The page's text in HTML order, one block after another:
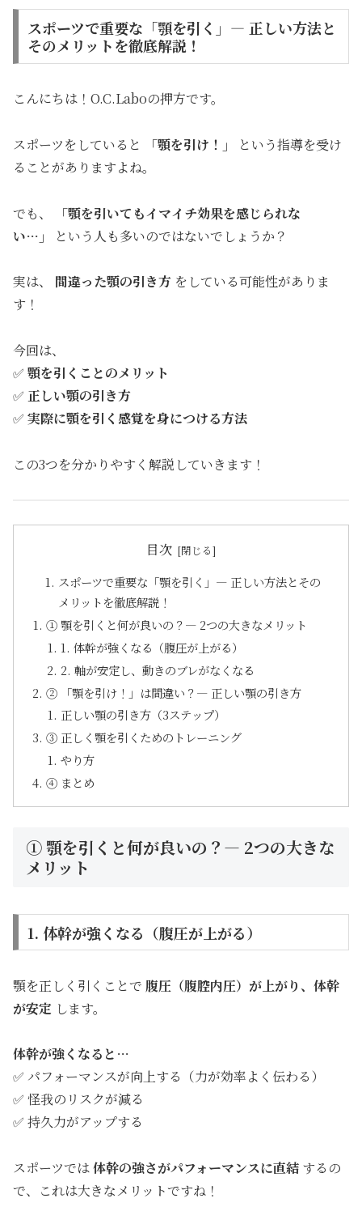
スポーツで重要な「顎を引く」— 正しい方法と
そのメリットを徹底解説！
こんにちは！O.C.Laboの押方です。
スポーツをしていると 「顎を引け！」
という指導を受け
ることがありますよね。
でも、
「顎を引いてもイマイチ効果を感じられな
い…」
という人も多いのではないでしょうか？
実は、 間違った顎の引き方 をしている可能性がありま
す！
今回は、
✅ 顎を引くことのメリット
✅ 正しい顎の引き方
✅ 実際に顎を引く感覚を身につける方法
この3つを分かりやすく解説していきます！
目次
スポーツで重要な「顎を引く」— 正しい方法とその
メリットを徹底解説！
① 顎を引くと何が良いの？— 2つの大きなメリット
1. 体幹が強くなる（腹圧が上がる）
2. 軸が安定し、動きのブレがなくなる
② 「顎を引け！」は間違い？— 正しい顎の引き方
正しい顎の引き方（3ステップ）
③ 正しく顎を引くためのトレーニング
やり方
④ まとめ
① 顎を引くと何が良いの？— 2つの大きな
メリット
1. 体幹が強くなる（腹圧が上がる）
顎を正しく引くことで 腹圧（腹腔内圧）が上がり、体幹
が安定 します。
体幹が強くなると…
✅ パフォーマンスが向上する（力が効率よく伝わる）
✅ 怪我のリスクが減る
✅ 持久力がアップする
スポーツでは体幹の強さがパフォーマンスに直結 するの
で、これは大きなメリットですね！